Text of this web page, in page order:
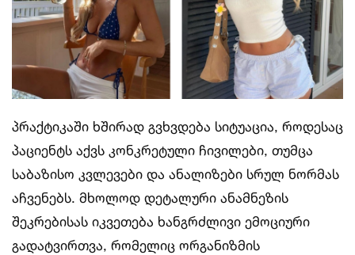
პრაქტიკაში ხშირად გვხვდება სიტუაცია, როდესაც
პაციენტს აქვს კონკრეტული ჩივილები, თუმცა
საბაზისო კვლევები და ანალიზები სრულ ნორმას
აჩვენებს. მხოლოდ დეტალური ანამნეზის
შეკრებისას იკვეთება ხანგრძლივი ემოციური
გადატვირთვა, რომელიც ორგანიზმის